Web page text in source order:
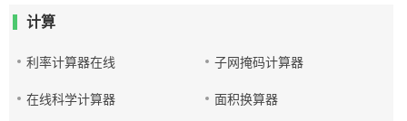
计算
利率计算器在线 子网掩码计算器
在线科学计算器 面积换算器